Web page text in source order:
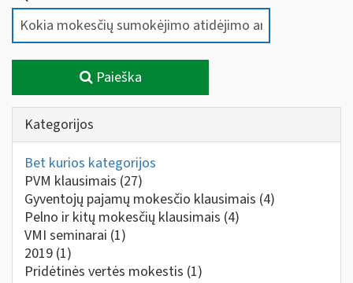
Paieška
Kategorijos
Bet kurios kategorijos
PVM klausimais (27)
Gyventojų pajamų mokesčio klausimais (4)
Pelno ir kitų mokesčių klausimais (4)
VMI seminarai (1)
2019 (1)
Pridėtinės vertės mokestis (1)